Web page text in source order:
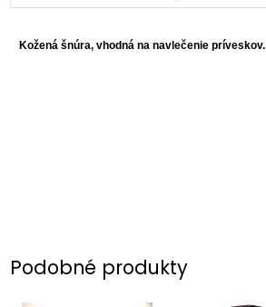
Kožená šnúra, vhodná na navlečenie príveskov.
Podobné produkty